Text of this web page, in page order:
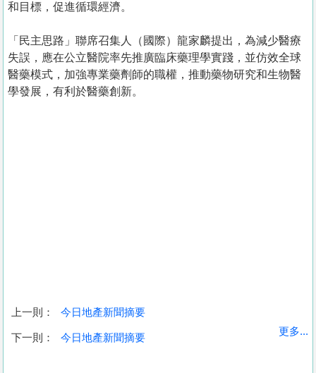
收
和目標，促進循環經濟。
「民主思路」聯席召集人（國際）龍家麟提出，為減少醫療
失誤，應在公立醫院率先推廣臨床藥理學實踐，並仿效全球
醫藥模式，加強專業藥劑師的職權，推動藥物研究和生物醫
學發展，有利於醫藥創新。
上一則： 今日地產新聞摘要
下一則： 今日地產新聞摘要
更多...